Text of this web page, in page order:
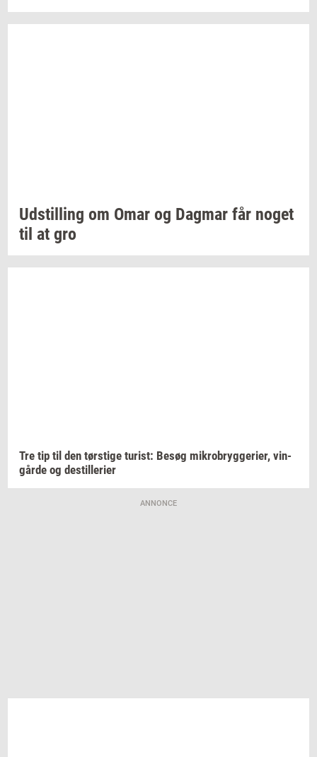
Ud­stil­ling om Omar og Dag­mar får noget
til at gro
Tre tip til den tørsti­ge turist: Besøg mi­kro­bryg­ge­ri­er, vin­
går­de og destil­le­ri­er
ANNONCE